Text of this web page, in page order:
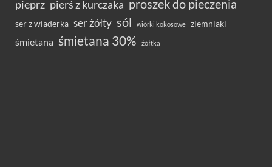
pieprz pierś z kurczaka proszek do pieczenia
ser z wiaderka ser żółty sól wiórki kokosowe ziemniaki
śmietana śmietana 30% żółtka